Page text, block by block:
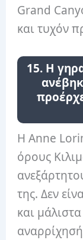
Grand
και τυχόν
15. Η
Η Anne
όρους
της. Δεν
και